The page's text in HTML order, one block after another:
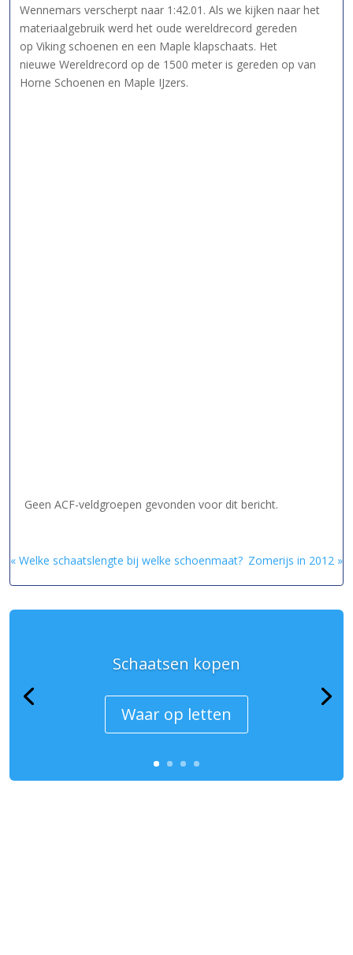
Wennemars verscherpt naar 1:42.01. Als we kijken naar het
materiaalgebruik werd het oude wereldrecord gereden
op Viking schoenen en een Maple klapschaats. Het
nieuwe Wereldrecord op de 1500 meter is gereden op van
Horne Schoenen en Maple IJzers.
Geen ACF-veldgroepen gevonden voor dit bericht.
« Welke schaatslengte bij welke schoenmaat? Zomerijs in 2012 »
Schaatsen kopen
Waar op letten